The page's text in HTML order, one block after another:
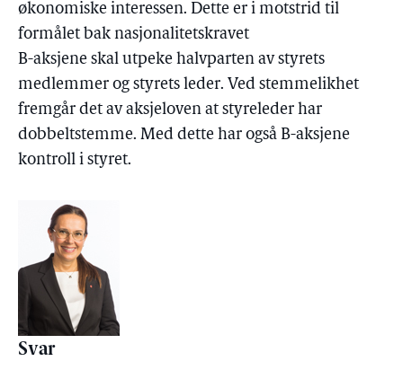
økonomiske interessen. Dette er i motstrid til
formålet bak nasjonalitetskravet
B-aksjene skal utpeke halvparten av styrets
medlemmer og styrets leder. Ved stemmelikhet
fremgår det av aksjeloven at styreleder har
dobbeltstemme. Med dette har også B-aksjene
kontroll i styret.
Svar